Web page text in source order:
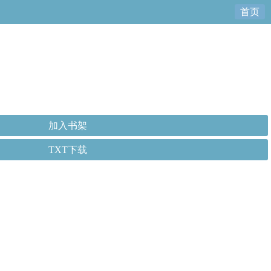
首页
加入书架
TXT下载